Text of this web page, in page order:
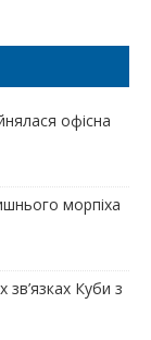
офісна
морпіха
Куби з